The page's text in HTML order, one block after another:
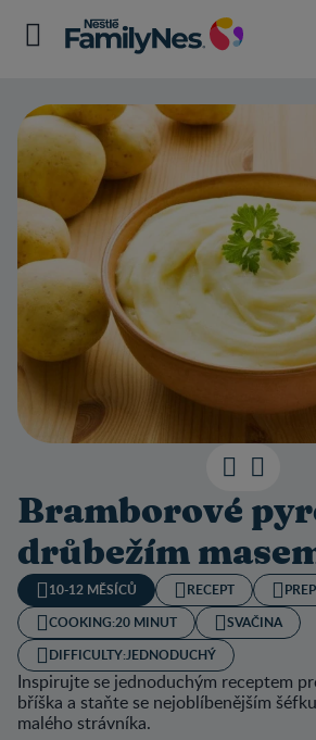
Bramborové
drůbežím
10-12 MĚSÍCŮ RECEPT
COOKING:20 MINUT
SVAČINA
DIFFICULTY:JEDNODUCHÝ
Inspirujte se jednoduchým receptem
bříška a staňte se nejoblíbenějším
malého strávníka.